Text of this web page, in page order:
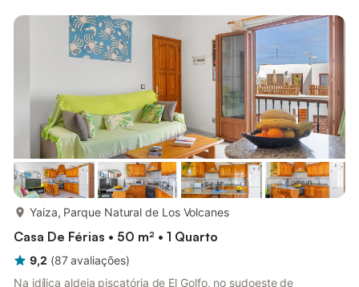
duas casas de banho, permitindo alojar confortavelmente até
seis pessoas. Entre os serviços adicionais incluem-se Wi-Fi,
televisão por s...
Yaiza, Parque Natural de Los Volcanes
Casa De Férias • 50 m² • 1 Quarto
9,2 (87 avaliações)
Na idílica aldeia piscatória de El Golfo, no sudoeste de